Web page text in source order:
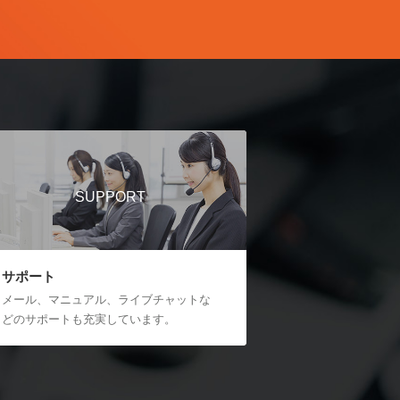
SUPPORT
サポート
メール、マニュアル、ライブチャットな
どのサポートも充実しています。